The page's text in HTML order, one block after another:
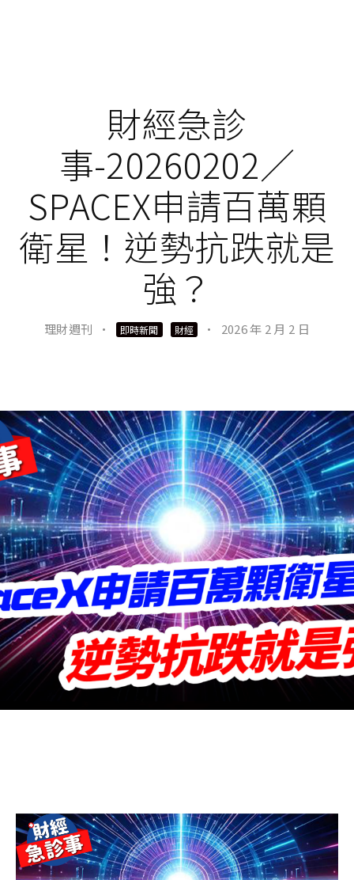
財經急診
事-20260202／
SPACEX申請百萬顆
衛星！逆勢抗跌就是
強？
理財週刊 · 即時新聞 財經 · 2026 年 2 月 2 日